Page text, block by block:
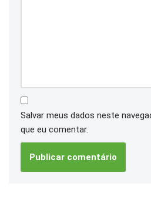
Salvar meus dados neste
que eu comentar.